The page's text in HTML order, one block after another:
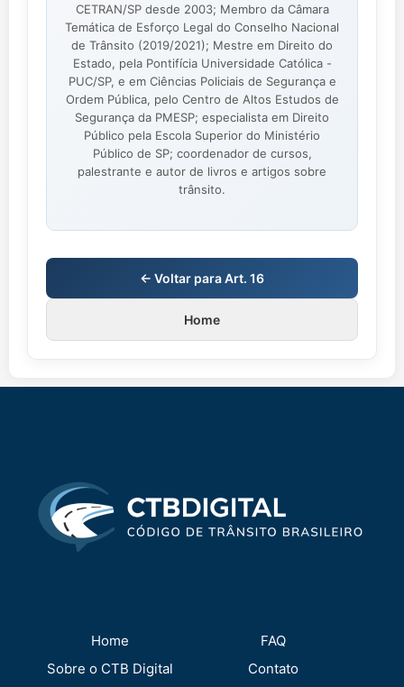
CETRAN/SP desde 2003; Membro da Câmara
Temática de Esforço Legal do Conselho Nacional
de Trânsito (2019/2021); Mestre em Direito do
Estado, pela Pontifícia Universidade Católica -
PUC/SP, e em Ciências Policiais de Segurança e
Ordem Pública, pelo Centro de Altos Estudos de
Segurança da PMESP; especialista em Direito
Público pela Escola Superior do Ministério
Público de SP; coordenador de cursos,
palestrante e autor de livros e artigos sobre
trânsito.
← Voltar para Art. 16
Home
Home
Sobre o CTB Digital
FAQ
Contato